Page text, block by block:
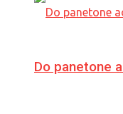
Do panetone